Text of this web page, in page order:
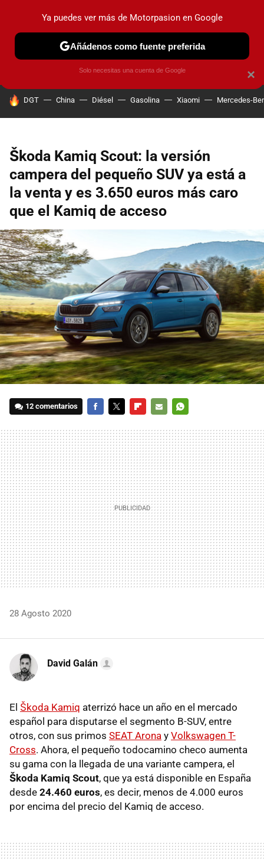
PRUEBAS COCHES ELÉCTRICOS OBSERVATORIO
HOY SE HABLA DE
DGT China Diésel Gasolina Xiaomi Mercedes-
Škoda Kamiq Scout: la versión
campera del pequeño SUV ya está a
la venta y es 3.650 euros más caro
que el Kamiq de acceso
12 comentarios
MAIL
28 Agosto 2020
David Galán
El Škoda Kamiq aterrizó hace un año en el mercado
español para disputarse el segmento B-SUV, entre
otros, con sus primos SEAT Arona y Volkswagen T-
Cross. Ahora, el pequeño todocamino checo aumenta
su gama con la llegada de una variante campera, el
Škoda Kamiq Scout, que ya está disponible en España
desde 24.460 euros, es decir, menos de 4.000 euros
por encima del precio del Kamiq de acceso.
×
Ya puedes ver más de Motorpasion en Google
Añádenos como fuente preferida
Solo necesitas una cuenta de Google